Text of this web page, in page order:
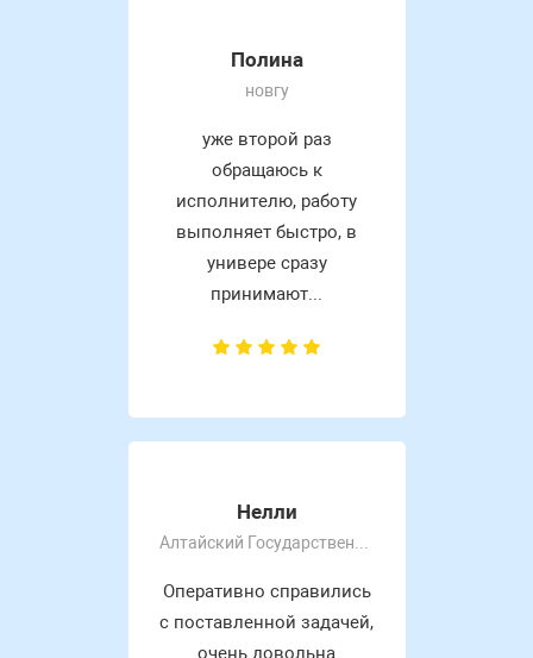
Полина
новгу
уже второй раз
обращаюсь к
исполнителю, работу
выполняет быстро, в
универе сразу
принимают...
Нелли
Оперативно справились
с поставленной задачей,
очень довольна